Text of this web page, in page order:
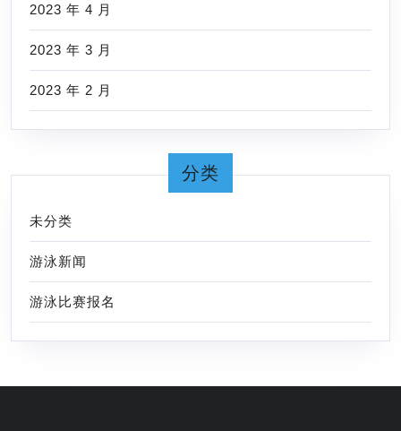
2023 年 4 月
2023 年 3 月
2023 年 2 月
分类
未分类
游泳新闻
游泳比赛报名